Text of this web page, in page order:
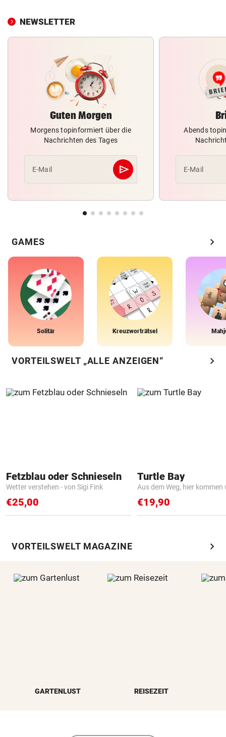
NEWSLETTER
Guten Morgen
Morgens topinformiert über die
Nachrichten des Tages
E-Mail send
Abschicken
Abends
E-Mail
GAMES chevron_right
Solitär Kreuzworträtsel
VORTEILSWELT „ALLE ANZEIGEN“ chevron_right
Fetzblau oder Schnieseln
Wetter verstehen - von Sigi Fink
€25,00
Turtle Bay
Aus dem Weg, hier kommen
€19,90
VORTEILSWELT MAGAZINE chevron_right
GARTENLUST REISEZEIT